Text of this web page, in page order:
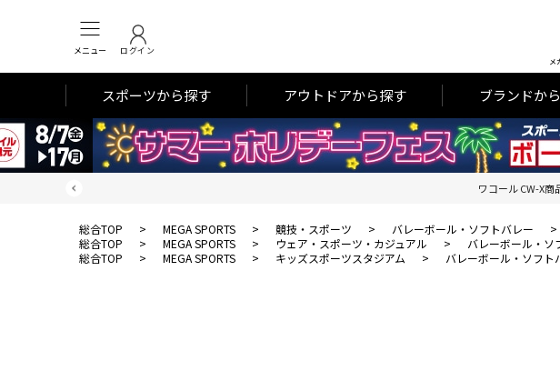
メニュー ログイン
メ
スポーツから探す アウトドアから探す ブランドか
ワコール CW-X
総合TOP > MEGA SPORTS > 競技・スポーツ > バレーボール・ソフトバレー >
総合TOP
> MEGA SPORTS > ウェア・スポーツ・カジュアル > バレーボール・ソ
総合TOP
> MEGA SPORTS > キッズスポーツスタジアム > バレーボール・ソフト